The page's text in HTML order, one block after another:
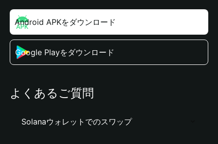
Android APKをダウンロード
Google Playをダウンロード
よくあるご質問
Solanaウォレットでのスワップ